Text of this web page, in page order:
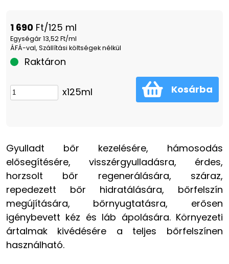
1 690 Ft/125 ml
Egységár 13,52 Ft/ml
ÁFÁ-val, Szállítási költségek nélkül
Raktáron
x125ml Kosárba
Gyulladt bőr kezelésére, hámosodás
elősegítésére, visszérgyulladásra, érdes,
horzsolt bőr regenerálására, száraz,
repedezett bőr hidratálására, bőrfelszín
megújítására, bőrnyugtatásra, erősen
igénybevett kéz és láb ápolására. Környezeti
ártalmak kivédésére a teljes bőrfelszínen
használható.